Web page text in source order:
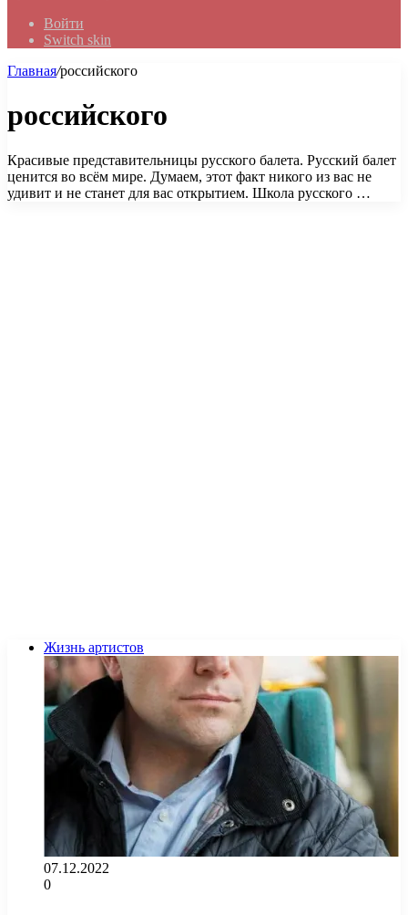
Войти
Switch skin
Главная/российского
российского
Красивые представительницы русского балета. Русский балет
ценится во всём мире. Думаем, этот факт никого из вас не
удивит и не станет для вас открытием. Школа русского …
Жизнь артистов
07.12.2022
0